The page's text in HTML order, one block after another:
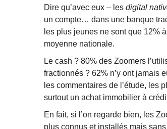
Dire qu’avec eux – les digital
un compte… dans une banque
les plus jeunes ne sont que 12%
moyenne nationale.
Le cash ? 80% des Zoomers
fractionnés ? 62% n’y ont jamais
les commentaires de l’étude, les
surtout un achat immobilier à
En fait, si l’on regarde bien, les
plus connus et installés mais